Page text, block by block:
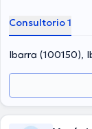
Consultorio 1
Ibarra (100150),